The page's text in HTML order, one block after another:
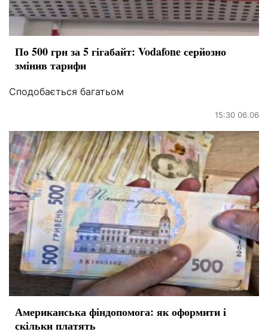
По 500 грн за 5 гігабайт: Vodafone серйозно
змінив тарифи
Сподобається багатьом
15:30 06.06
Американська фіндопомога: як оформити і
скільки платять